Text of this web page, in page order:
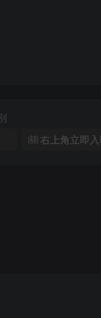
右上角立即